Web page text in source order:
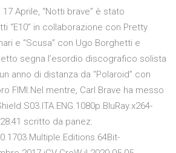
Aprile, “Notti brave” è stato
“E10” in collaborazione con Pretty
e “Scusa” con Ugo Borghetti e
segna l’esordio discografico solista
anno di distanza da “Polaroid” con
FIMI.Nel mentre, Carl Brave ha messo
scritto da panez: